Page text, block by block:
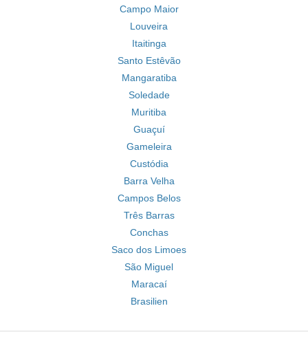
Campo Maior
Louveira
Itaitinga
Santo Estêvão
Mangaratiba
Soledade
Muritiba
Guaçuí
Gameleira
Custódia
Barra Velha
Campos Belos
Três Barras
Conchas
Saco dos Limoes
São Miguel
Maracaí
Brasilien